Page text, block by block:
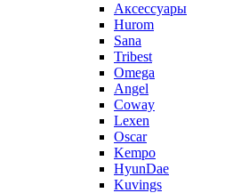
Аксессуары
Hurom
Sana
Tribest
Omega
Angel
Coway
Lexen
Oscar
Kempo
HyunDae
Kuvings